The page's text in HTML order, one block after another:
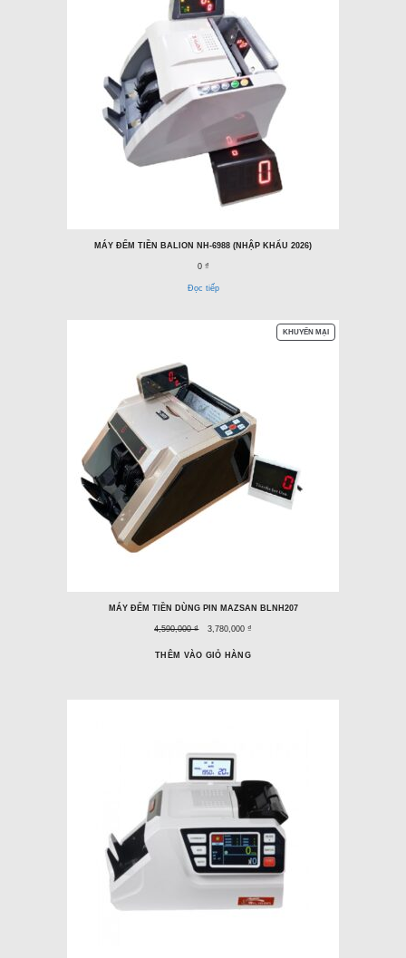
MÁY ĐẾM TIỀN BALION NH-6988 (NHẬP KHẨU 2026)
0 ₫
Đọc tiếp
KHUYẾN MẠISẢN
PHẨM
MÁY ĐẾM TIỀN DÙNG PIN MAZSAN BLNH207
Giá
4,590,000 ₫
Giá3,780,000 ₫
THÊM VÀO GIỎ HÀNG